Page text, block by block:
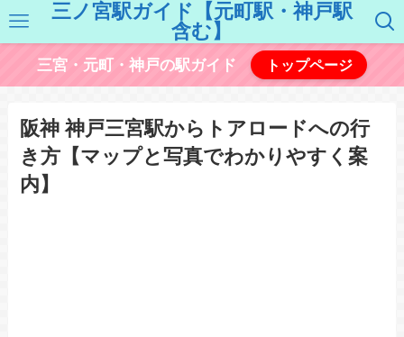
三ノ宮駅ガイド【元町駅・神戸駅
含む】
三宮・元町・神戸の駅ガイド トップページ
阪神 神戸三宮駅からトアロードへの行
き方【マップと写真でわかりやすく案
内】